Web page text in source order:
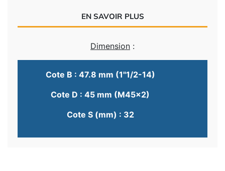
EN SAVOIR PLUS
Dimension :
Cote B : 47.8 mm (1"1/2-14)
Cote D : 45 mm (M45x2)
Cote S (mm) : 32